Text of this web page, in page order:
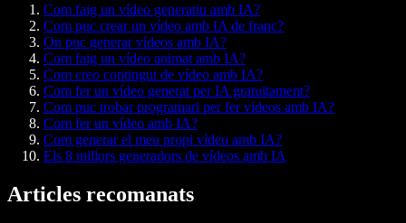
Com faig un vídeo generatiu amb IA?
Com puc crear un vídeo amb IA de franc?
On puc generar vídeos amb IA?
Com faig un vídeo animat amb IA?
Com creo contingut de vídeo amb IA?
Com fer un vídeo generat per IA gratuïtament?
Com puc trobar programari per fer vídeos amb IA?
Com fer un vídeo amb IA?
Com generar el meu propi vídeo amb IA?
Els 8 millors generadors de vídeos amb IA
Articles recomanats